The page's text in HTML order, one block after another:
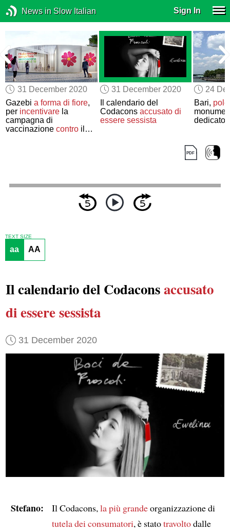
News in Slow Italian Sign In
31 December 2020
Gazebia forma di fiore,
per incentivare la
campagna di
vaccinazionecontro il
31 December 2020
Il calendario del
Codacons accusato di
essere sessista
24
Bari,
dedicato
TEXT SIZE
aa AA
Il calendario del Codaconsaccusato
di essere sessista
31 December 2020
Stefano: Il Codacons, la più grandeorganizzazione di
tutela dei consumatori, è statotravoltodalle